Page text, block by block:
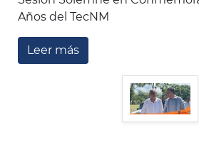
Años del TecNM
Leer más